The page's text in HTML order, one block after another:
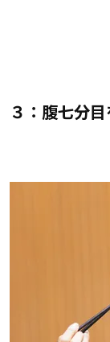
３：腹七分